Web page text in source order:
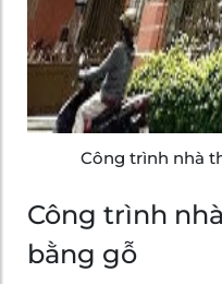
Công trình nhà
Công trình
bằng gỗ